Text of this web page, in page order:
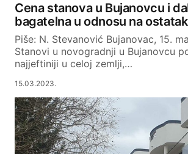
Cena stanova u Bujanovcu i
bagatelna u odnosu na
Piše: N. Stevanović Bujanovac, 15.
Stanovi u novogradnji u Bujanovcu
najjeftiniji u celoj zemlji,…
15.03.2023.